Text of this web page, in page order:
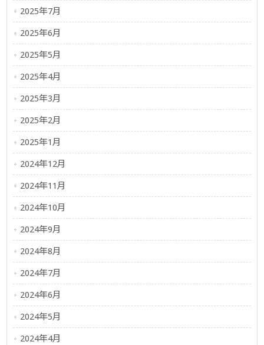
2025年7月
2025年6月
2025年5月
2025年4月
2025年3月
2025年2月
2025年1月
2024年12月
2024年11月
2024年10月
2024年9月
2024年8月
2024年7月
2024年6月
2024年5月
2024年4月